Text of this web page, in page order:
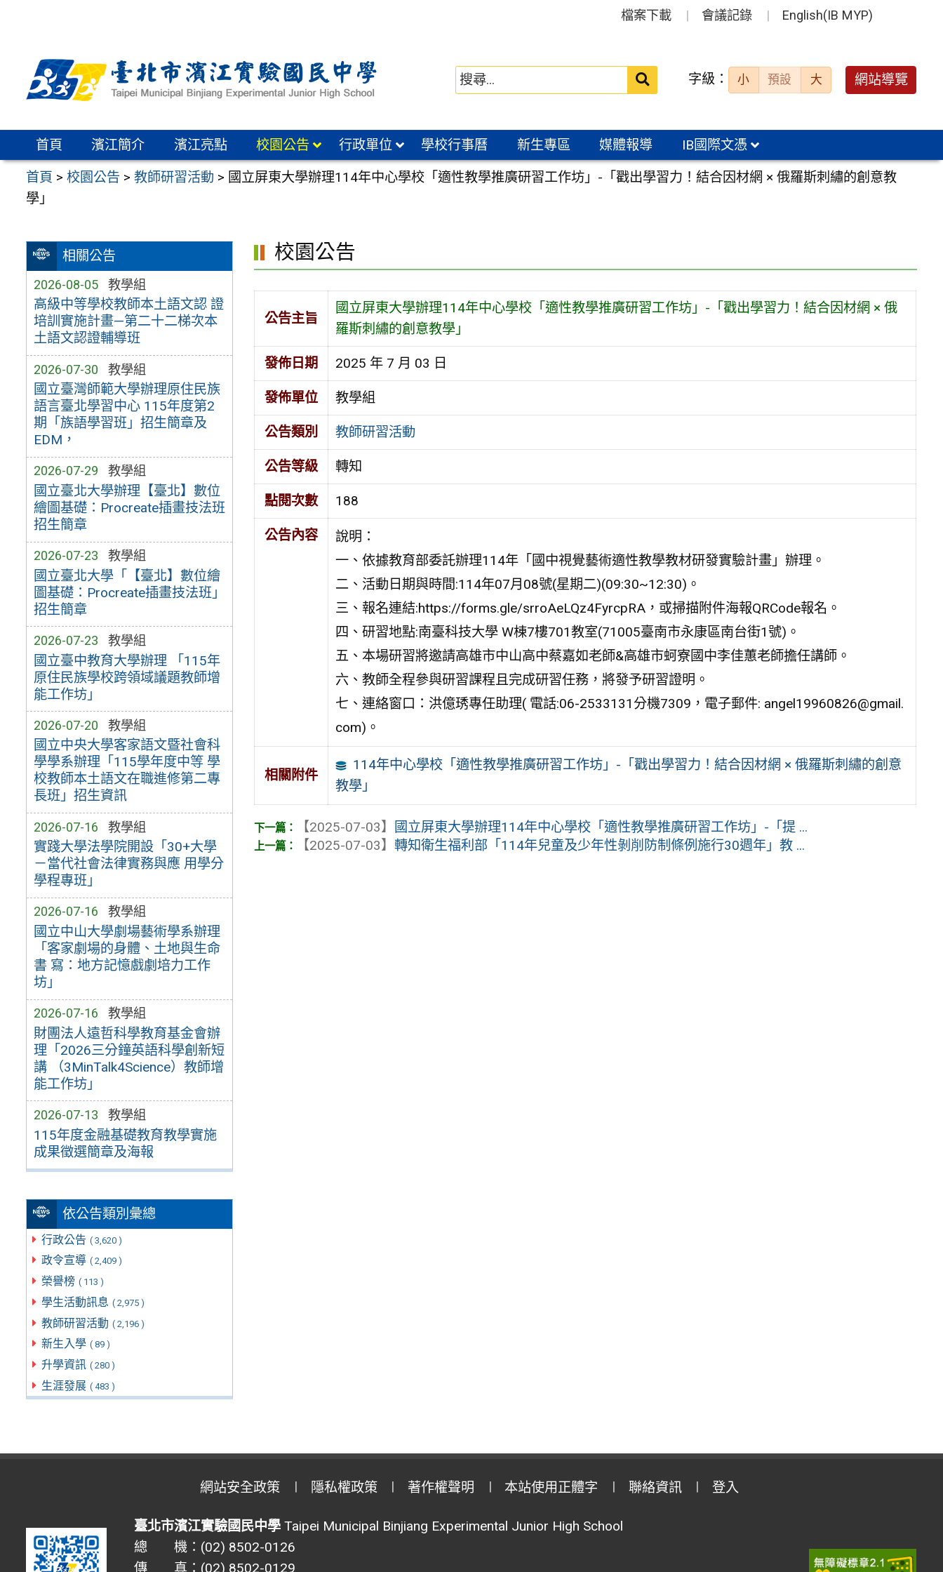
區
檔案下載 會議記錄 English(IB MYP)
送出 字級： 小 預設 大 網站導覽
首頁 濱江簡介 濱江亮點 校園公告 行政單位 學校行事曆 新生專區 媒體報導 IB國際文憑
首頁 >校園公告 >教師研習活動 > 國立屏東大學辦理114年中心學校「適性教學推廣研習工作坊」-「戳出學習力！結合因材網 × 俄羅斯刺繡的創意教
學」
相關公告
2026-08-05 教學組
高級中等學校教師本土語文認 證
培訓實施計畫—第二十二梯次本
土語文認證輔導班
2026-07-30 教學組
國立臺灣師範大學辦理原住民族
語言臺北學習中心 115年度第2
期「族語學習班」招生簡章及
EDM，
2026-07-29 教學組
國立臺北大學辦理【臺北】數位
繪圖基礎：Procreate插畫技法班
招生簡章
2026-07-23 教學組
國立臺北大學「【臺北】數位繪
圖基礎：Procreate插畫技法班」
招生簡章
2026-07-23 教學組
國立臺中教育大學辦理 「115年
原住民族學校跨領域議題教師增
能工作坊」
2026-07-20 教學組
國立中央大學客家語文暨社會科
學學系辦理「115學年度中等 學
校教師本土語文在職進修第二專
長班」招生資訊
2026-07-16 教學組
實踐大學法學院開設「30+大學
－當代社會法律實務與應 用學分
學程專班」
2026-07-16 教學組
國立中山大學劇場藝術學系辦理
「客家劇場的身體、土地與生命
書 寫：地方記憶戲劇培力工作
坊」
2026-07-16 教學組
財團法人遠哲科學教育基金會辦
理「2026三分鐘英語科學創新短
講 （3MinTalk4Science）教師增
能工作坊」
2026-07-13 教學組
115年度金融基礎教育教學實施
成果徵選簡章及海報
依公告類別彙總
行政公告 ( 3,620 )
政令宣導 ( 2,409 )
榮譽榜 ( 113 )
學生活動訊息 ( 2,975 )
教師研習活動 ( 2,196 )
新生入學 ( 89 )
升學資訊 ( 280 )
生涯發展 ( 483 )
校園公告
公告主旨
國立屏東大學辦理114年中心學校「適性教學推廣研習工作坊」-「戳出學習力！結合因材網 × 俄
羅斯刺繡的創意教學」
發佈日期 2025 年 7 月 03 日
發佈單位 教學組
公告類別 教師研習活動
公告等級 轉知
點閱次數 188
公告內容
說明：
一、依據教育部委託辦理114年「國中視覺藝術適性教學教材研發實驗計畫」辦理。
二、活動日期與時間:114年07月08號(星期二)(09:30~12:30)。
三、報名連結:https://forms.gle/srroAeLQz4FyrcpRA，或掃描附件海報QRCode報名。
四、研習地點:南臺科技大學 W棟7樓701教室(71005臺南市永康區南台街1號)。
五、本場研習將邀請高雄市中山高中蔡嘉如老師&高雄市蚵寮國中李佳蕙老師擔任講師。
六、教師全程參與研習課程且完成研習任務，將發予研習證明。
七、連絡窗口：洪億琇專任助理( 電話:06-2533131分機7309，電子郵件: angel19960826@gmail.
com)。
相關附件
114年中心學校「適性教學推廣研習工作坊」-「戳出學習力！結合因材網 × 俄羅斯刺繡的創意
教學」
【2025-07-03】
國立屏東大學辦理114年中心學校「適性教學推廣研習工作坊」-「提 ...
【2025-07-03】轉知衛生福利部「114年兒童及少年性剝削防制條例施行30週年」教 ...
網站安全政策 隱私權政策 著作權聲明 本站使用正體字 聯絡資訊 登入
臺北市濱江實驗國民中學Taipei Municipal Binjiang Experimental Junior High School
總 機：(02) 8502-0126
傳 真：(02) 8502-0129